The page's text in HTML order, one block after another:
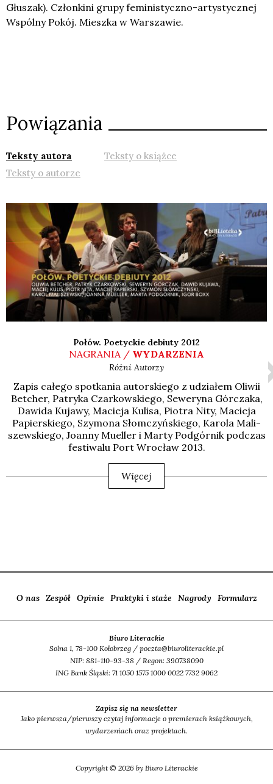
Głuszak). Członkini grupy feministyczno-artystycznej
Wspólny Pokój. Mieszka w Warszawie.
Powiązania
Teksty autora
Teksty o książce
Teksty o autorze
Połów. Poetyckie debiuty 2012
NAGRANIA / WYDARZENIA
Różni Autorzy
Zapis całe­go spo­tka­nia autor­skie­go z udzia­łem Oli­wii
Bet­cher, Patry­ka Czar­kow­skie­go, Sewe­ry­na Gór­cza­ka,
Dawi­da Kuja­wy, Macie­ja Kuli­sa, Pio­tra Nity, Macie­ja
Papier­skie­go, Szy­mo­na Słom­czyń­skie­go, Karo­la Mali­
szew­skie­go, Joan­ny Muel­ler i Mar­ty Pod­gór­nik pod­czas
festi­wa­lu Port Wro­cław 2013.
Więcej
O nas Zespół Opinie Praktyki i staże Nagrody Formularz
Biuro Literackie
Solna 1, 78-100 Kołobrzeg / poczta@biuroliterackie.pl
NIP: 881-110-93-38 / Regon: 390738090
ING Bank Śląski: 71 1050 1575 1000 0022 7732 9062
Zapisz się na newsletter
Jako pierwsza/pierwszy czytaj informacje o premierach książkowych,
wydarzeniach oraz projektach.
Copyright © 2026 by Biuro Literackie